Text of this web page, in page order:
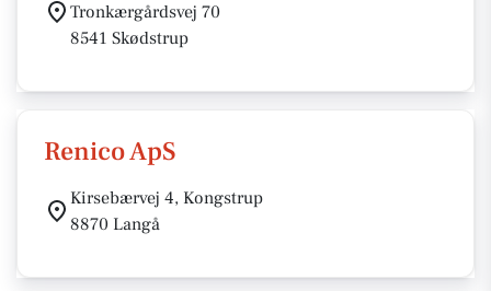
Tronkærgårdsvej 70
8541 Skødstrup
Renico ApS
Kirsebærvej 4, Kongstrup
8870 Langå